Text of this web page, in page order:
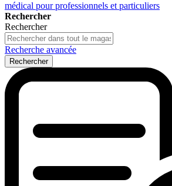
médical pour professionnels et particuliers
Rechercher
Rechercher
Recherche avancée
Rechercher